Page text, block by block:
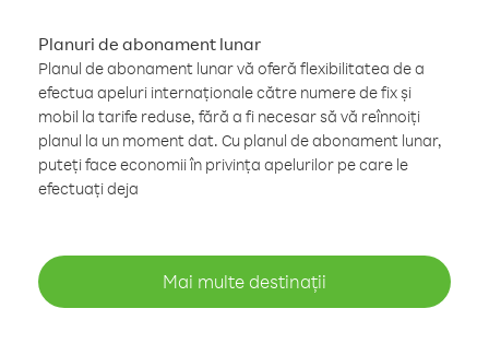
Planuri de abonament lunar
Planul de abonament lunar vă oferă flexibilitatea de a
efectua apeluri internaționale către numere de fix și
mobil la tarife reduse, fără a fi necesar să vă reînnoiți
planul la un moment dat. Cu planul de abonament lunar,
puteți face economii în privința apelurilor pe care le
efectuați deja
Mai multe destinații